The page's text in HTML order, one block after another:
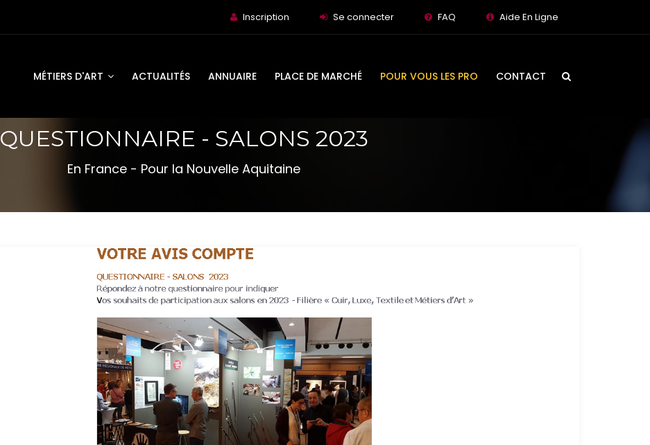
Inscription Se connecter FAQ Aide En Ligne
MÉTIERS D'ART ACTUALITÉS ANNUAIRE PLACE DE MARCHÉ POUR VOUS LES PRO CONTACT
QUESTIONNAIRE - SALONS 2023
En France - Pour la Nouvelle Aquitaine